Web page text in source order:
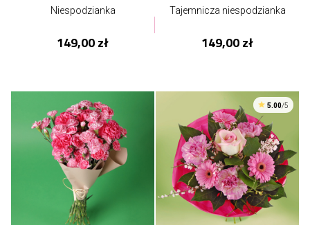
Niespodzianka
149,00 zł
Tajemnicza niespodzianka
149,00 zł
5.00/5